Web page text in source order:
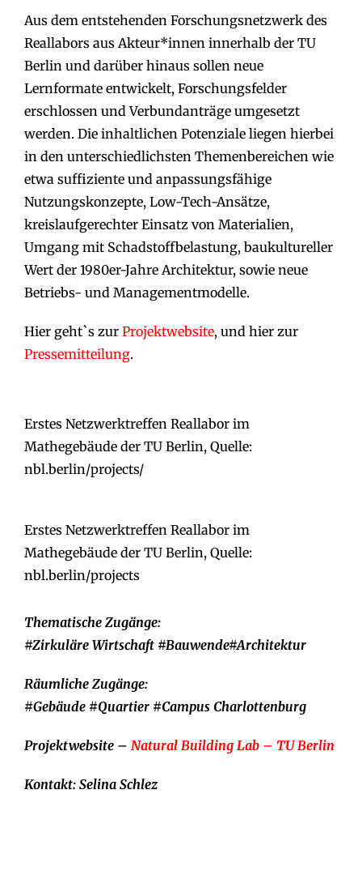
Aus dem entstehenden Forschungsnetzwerk des
Reallabors aus Akteur*innen innerhalb der TU
Berlin und darüber hinaus sollen neue
Lernformate entwickelt, Forschungsfelder
erschlossen und Verbundanträge umgesetzt
werden. Die inhaltlichen Potenziale liegen hierbei
in den unterschiedlichsten Themenbereichen wie
etwa suffiziente und anpassungsfähige
Nutzungskonzepte, Low-Tech-Ansätze,
kreislaufgerechter Einsatz von Materialien,
Umgang mit Schadstoffbelastung, baukultureller
Wert der 1980er-Jahre Architektur, sowie neue
Betriebs- und Managementmodelle.
Hier geht`s zur Projektwebsite, und hier zur
Pressemitteilung.
Erstes Netzwerktreffen Reallabor im
Mathegebäude der TU Berlin, Quelle:
nbl.berlin/projects/
Erstes Netzwerktreffen Reallabor im
Mathegebäude der TU Berlin, Quelle:
nbl.berlin/projects
Thematische Zugänge:
#Zirkuläre Wirtschaft #Bauwende#Architektur
Räumliche Zugänge:
#Gebäude #Quartier #Campus Charlottenburg
Projektwebsite – Natural Building Lab – TU Berlin
Kontakt: Selina Schlez